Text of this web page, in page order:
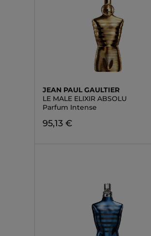
JEAN PAUL GAULTIER
LE MALE ELIXIR ABSOLU
Parfum Intense
95,13 €